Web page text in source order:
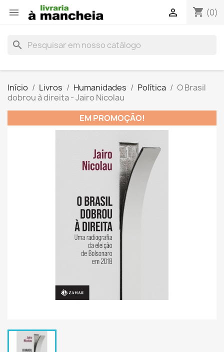
 shopping_cart (0)

search
Início Livros Humanidades Política
O Brasil
dobrou à direita - Jairo Nicolau
EM PROMOÇÃO!